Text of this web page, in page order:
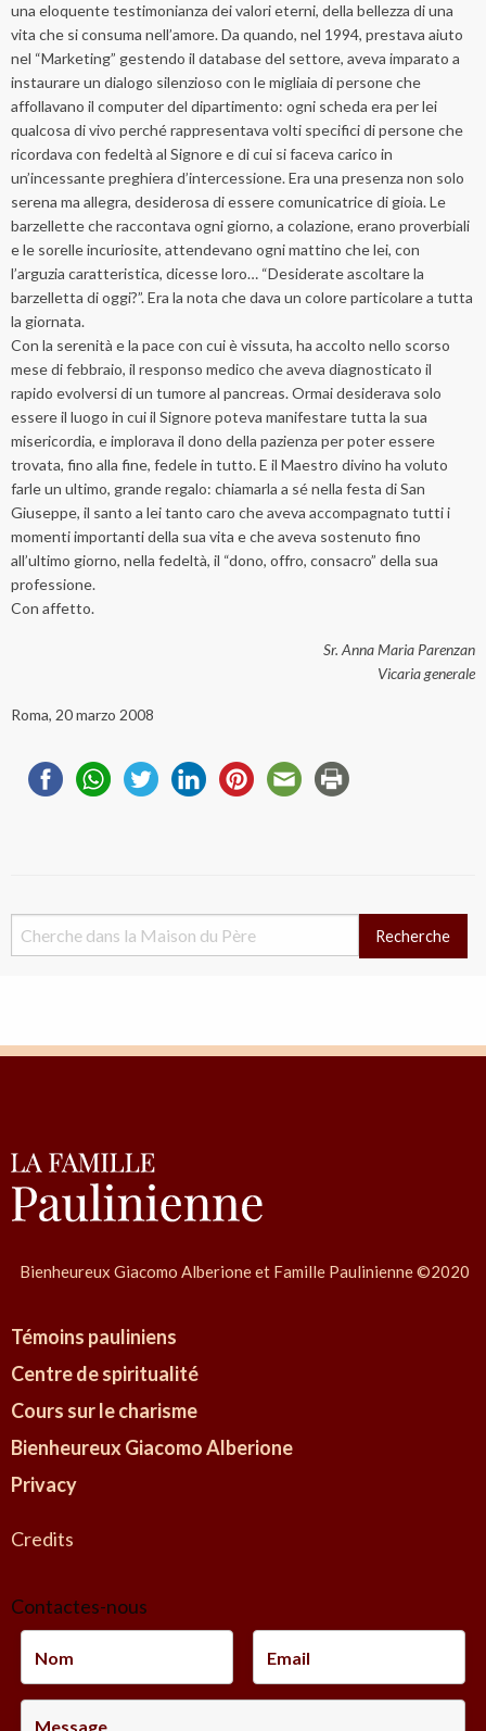
una eloquente testimonianza dei valori eterni, della bellezza di una
vita che si consuma nell’amore. Da quando, nel 1994, prestava aiuto
nel “Marketing” gestendo il database del settore, aveva imparato a
instaurare un dialogo silenzioso con le migliaia di persone che
affollavano il computer del dipartimento: ogni scheda era per lei
qualcosa di vivo perché rappresentava volti specifici di persone che
ricordava con fedeltà al Signore e di cui si faceva carico in
un’incessante preghiera d’intercessione. Era una presenza non solo
serena ma allegra, desiderosa di essere comunicatrice di gioia. Le
barzellette che raccontava ogni giorno, a colazione, erano proverbiali
e le sorelle incuriosite, attendevano ogni mattino che lei, con
l’arguzia caratteristica, dicesse loro… “Desiderate ascoltare la
barzelletta di oggi?”. Era la nota che dava un colore particolare a tutta
la giornata.
Con la serenità e la pace con cui è vissuta, ha accolto nello scorso
mese di febbraio, il responso medico che aveva diagnosticato il
rapido evolversi di un tumore al pancreas. Ormai desiderava solo
essere il luogo in cui il Signore poteva manifestare tutta la sua
misericordia, e implorava il dono della pazienza per poter essere
trovata, fino alla fine, fedele in tutto. E il Maestro divino ha voluto
farle un ultimo, grande regalo: chiamarla a sé nella festa di San
Giuseppe, il santo a lei tanto caro che aveva accompagnato tutti i
momenti importanti della sua vita e che aveva sostenuto fino
all’ultimo giorno, nella fedeltà, il “dono, offro, consacro” della sua
professione.
Con affetto.
Sr. Anna Maria Parenzan
Vicaria generale
Roma, 20 marzo 2008
Recherche
Bienheureux Giacomo Alberione et Famille Paulinienne ©2020
Témoins pauliniens
Centre de spiritualité
Cours sur le charisme
Bienheureux Giacomo Alberione
Privacy
Credits
Contactes-nous